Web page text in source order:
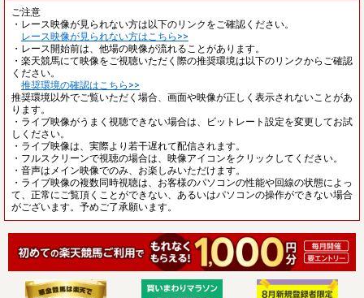
ご注意
・レース映像が見られない方は以下のリンクをご確認ください。
レース映像が見られない方はこちら>>
・レース開始前は、他場の映像が流れることがあります。
・楽天競馬にて映像をご視聴いただく際の推奨環境は以下のリンクからご確認
ください。
推奨環境の確認はこちら>>
推奨環境以外でご覧いただく場合、画面や映像が正しく表示されないことがあ
ります。
・ライブ映像がうまく視聴できない場合は、ビットレート設定を変更してお試
しください。
・ライブ映像は、実際より若干遅れて配信されます。
・フルスクリーンで視聴の場合は、映像アイコンをクリックしてください。
・音声はメイン映像でのみ、お楽しみいただけます。
・ライブ映像の複数同時視聴は、お客様のパソコンの性能や回線の状態によっ
て、正常にご覧頂くことができない、あるいはパソコンの操作ができない場合
がございます。予めご了承願います。